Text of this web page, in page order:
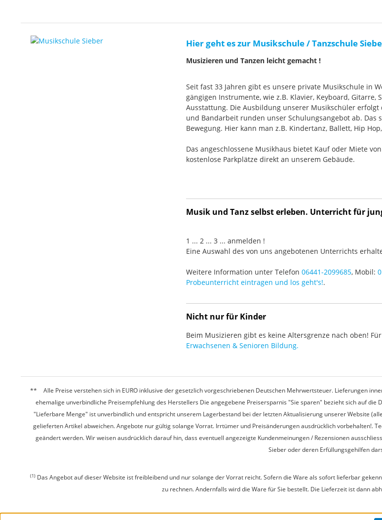
Hier geht es zur Musikschule / Tanzschule
Musizieren und Tanzen leicht gemacht !
Seit fast 33 Jahren gibt es unsere private Musikschule in
gängigen Instrumente, wie z.B. Klavier, Keyboard,
Ausstattung. Die Ausbildung unserer Musikschüler
und Bandarbeit runden unser Schulungsangebot ab. Das
Bewegung. Hier kann man z.B. Kindertanz, Ballett, Hip
Das angeschlossene Musikhaus bietet Kauf oder Miete
kostenlose Parkplätze direkt an unserem Gebäude.
Musik und Tanz selbst erleben. Unterricht für
1 ... 2 ... 3 ... anmelden !
Eine Auswahl des von uns angebotenen Unterrichts
Weitere Information unter Telefon 06441-2099685, Mobil:
Probeunterricht eintragen und los geht's!.
Nicht nur für Kinder
Beim Musizieren gibt es keine Altersgrenze nach oben!
Erwachsenen & Senioren Bildung.
Alle Preise verstehen sich in EURO inklusive der gesetzlich vorgeschriebenen Deutschen Mehrwertsteuer. Lieferungen
ehemalige unverbindliche Preisempfehlung des Herstellers Die angegebene Preisersparnis "Sie sparen" bezieht sich auf
"Lieferbare Menge" ist unverbindlich und entspricht unserem Lagerbestand bei der letzten Aktualisierung unserer Website
gelieferten Artikel abweichen. Angebote nur gültig solange Vorrat. Irrtümer und Preisänderungen ausdrücklich vorbehalten!.
geändert werden. Wir weisen ausdrücklich darauf hin, dass eventuell angezeigte Kundenmeinungen / Rezensionen
Sieber oder deren Erfüllungsgehilfen
(1) Das Angebot auf dieser Website ist freibleibend und nur solange der Vorrat reicht. Sofern die Ware als sofort lieferbar
zu rechnen. Andernfalls wird die Ware für Sie bestellt. Die Lieferzeit ist dann